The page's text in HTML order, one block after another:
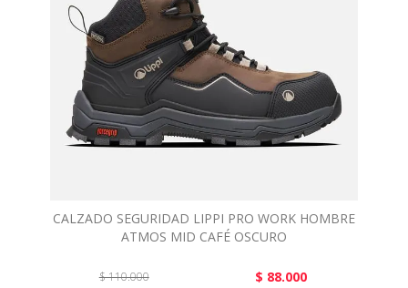
CALZADO SEGURIDAD LIPPI PRO WORK HOMBRE
ATMOS MID CAFÉ OSCURO
$ 110.000 $ 88.000